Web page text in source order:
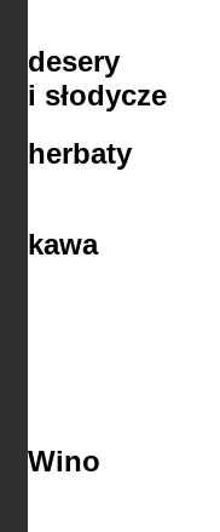
kawa
desery
i słodycze
herbaty
Wino